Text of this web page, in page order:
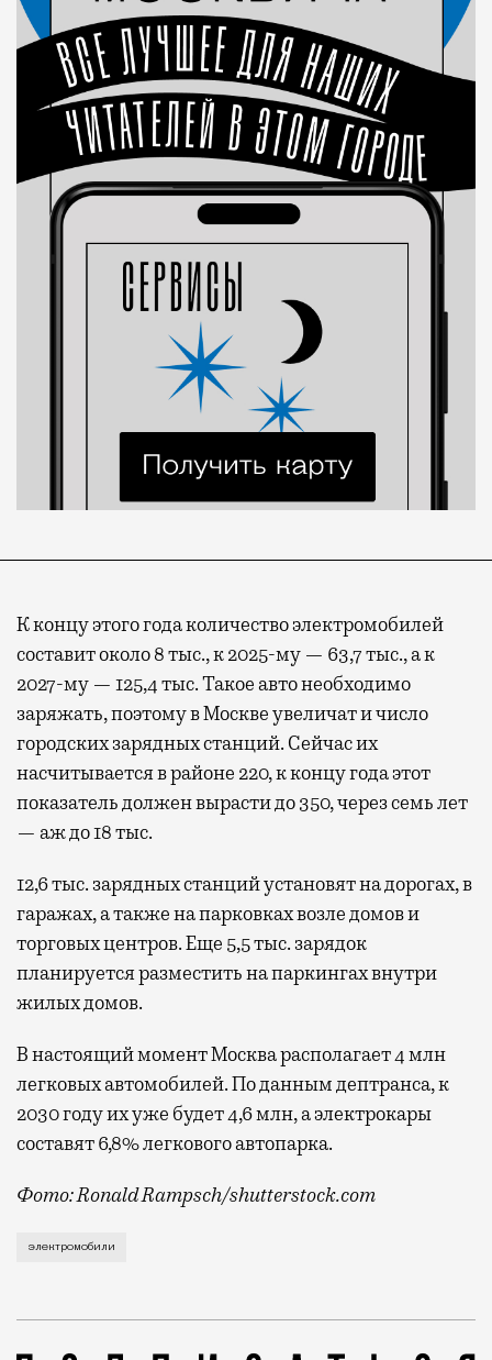
К концу этого года количество электромобилей
составит около 8 тыс., к 2025-му — 63,7 тыс., а к
2027-му — 125,4 тыс. Такое авто необходимо
заряжать, поэтому в Москве увеличат и число
городских зарядных станций. Сейчас их
насчитывается в районе 220, к концу года этот
показатель должен вырасти до 350, через семь лет
— аж до 18 тыс.
12,6 тыс. зарядных станций установят на дорогах, в
гаражах, а также на парковках возле домов и
торговых центров. Еще 5,5 тыс. зарядок
планируется разместить на паркингах внутри
жилых домов.
В настоящий момент Москва располагает 4 млн
легковых автомобилей. По данным дептранса, к
2030 году их уже будет 4,6 млн, а электрокары
составят 6,8% легкового автопарка.
Фото: Ronald Rampsch/shutterstock.com
Московский парк электромобилей стремительно
электромобили